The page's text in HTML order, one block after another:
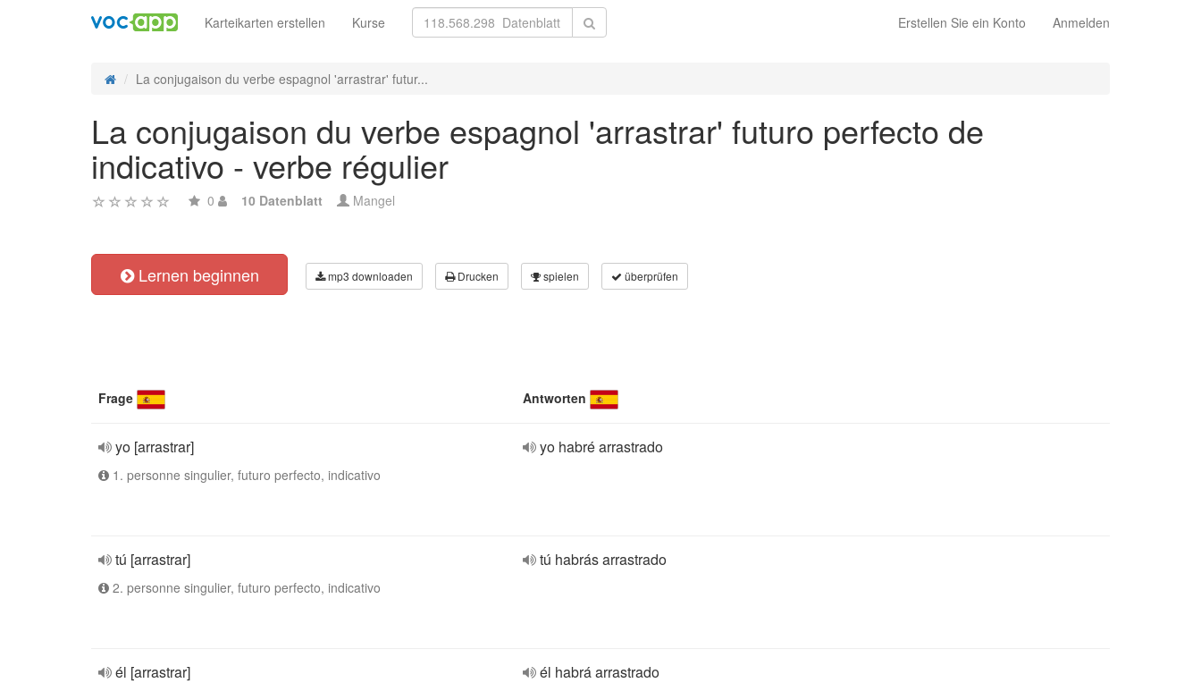
Erstellen Sie ein Konto Anmelden
Karteikarten erstellen Kurse
La conjugaison du verbe espagnol 'arrastrar' futur...
La conjugaison du verbe espagnol 'arrastrar' futuro perfecto de
indicativo - verbe régulier
0 10 Datenblatt Mangel
Lernen beginnen mp3 downloaden Drucken spielen überprüfen
Frage Antworten
yo [arrastrar]
1. personne singulier, futuro perfecto, indicativo
yo habré arrastrado
tú [arrastrar]
2. personne singulier, futuro perfecto, indicativo
tú habrás arrastrado
él [arrastrar] él habrá arrastrado